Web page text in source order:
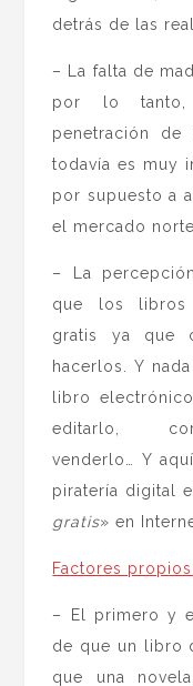
detrás de las
– La falta de
por lo
penetración
todavía es muy
por supuesto a
el mercado
– La
que los libros
gratis ya que
hacerlos. Y
libro
editarlo,
venderlo… Y
piratería digital
gratis» en
Factores propios:
– El primero y
de que un libro
que una